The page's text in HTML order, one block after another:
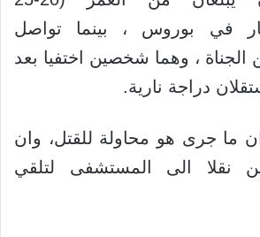
في بوروس ، بينما تواصل
الجناة ، وهما شخصين اختفيا بعد
دراجة نارية.
ما جرى هو محاولة للقتل، وان
نقلا الى المستشفى لتلقي